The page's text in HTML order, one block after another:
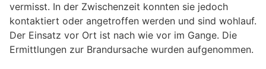
vermisst. In der Zwischenzeit konnten sie jedoch
kontaktiert oder angetroffen werden und sind wohlauf.
Der Einsatz vor Ort ist nach wie vor im Gange. Die
Ermittlungen zur Brandursache wurden aufgenommen.